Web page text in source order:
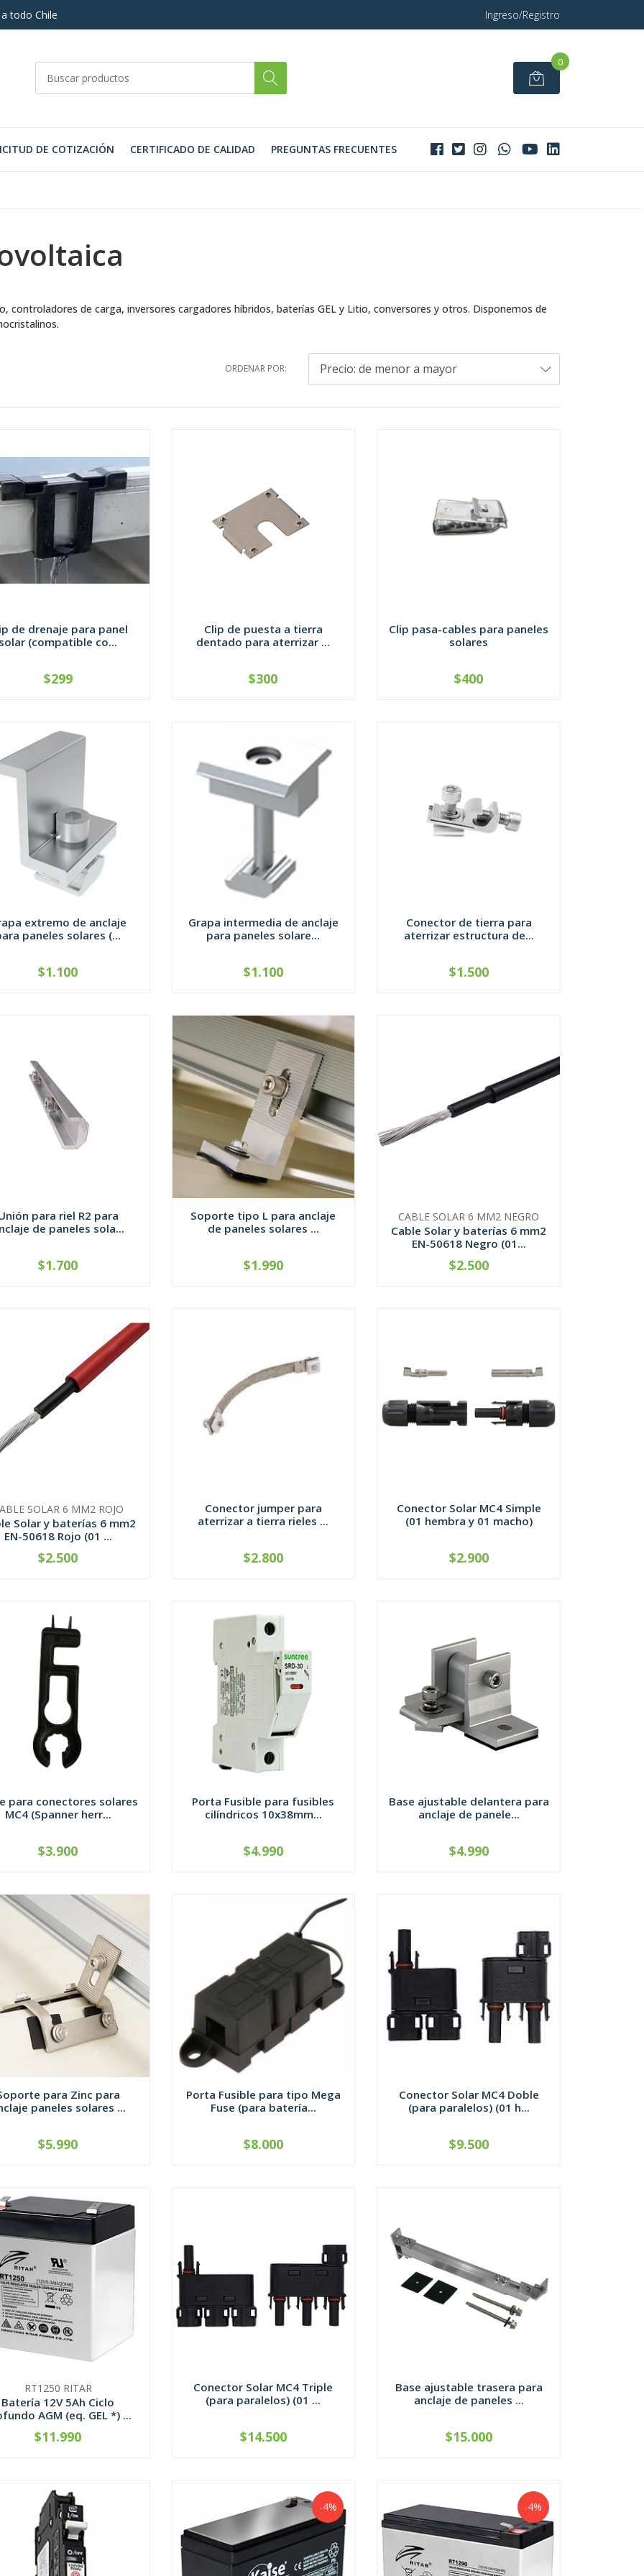
todo Chile Ingreso/Registro
0
DE COTIZACIÓN CERTIFICADO DE CALIDAD PREGUNTAS FRECUENTES
controladores de carga, inversores cargadores híbridos, baterías GEL y Litio, conversores y otros. Disponemos de
ORDENAR POR:
de drenaje para panel
(compatible co...
+
$299
Clip de puesta a tierra
dentado para aterrizar ...
+
$300
Clip pasa-cables para paneles
solares
+
$400
extremo de anclaje
paneles solares (...
VER OPCIONES
$1.100
Grapa intermedia de anclaje
para paneles solare...
VER OPCIONES
$1.100
Conector de tierra para
aterrizar estructura de...
+
$1.500
para riel R2 para
de paneles sola...
+
$1.700
Soporte tipo L para anclaje
de paneles solares ...
+
$1.990
CABLE SOLAR 6 MM2 NEGRO
Cable Solar y baterías 6 mm2
EN-50618 Negro (01...
CONTÁCTANOS
$2.500
SOLAR 6 MM2 ROJO
Solar y baterías 6 mm2
EN-50618 Rojo (01 ...
CONTÁCTANOS
$2.500
Conector jumper para
aterrizar a tierra rieles ...
+
$2.800
Conector Solar MC4 Simple
(01 hembra y 01 macho)
+
$2.900
para conectores solares
MC4 (Spanner herr...
CONTÁCTANOS
$3.900
Porta Fusible para fusibles
cilíndricos 10x38mm...
+
$4.990
Base ajustable delantera para
anclaje de panele...
+
$4.990
para Zinc para
paneles solares ...
+
$5.990
Porta Fusible para tipo Mega
Fuse (para batería...
+
$8.000
Conector Solar MC4 Doble
(para paralelos) (01 h...
+
$9.500
RT1250 RITAR
Batería 12V 5Ah Ciclo
AGM (eq. GEL *) ...
+
$11.990
Conector Solar MC4 Triple
(para paralelos) (01 ...
+
$14.500
Base ajustable trasera para
anclaje de paneles ...
+
$15.000
-4% -4%